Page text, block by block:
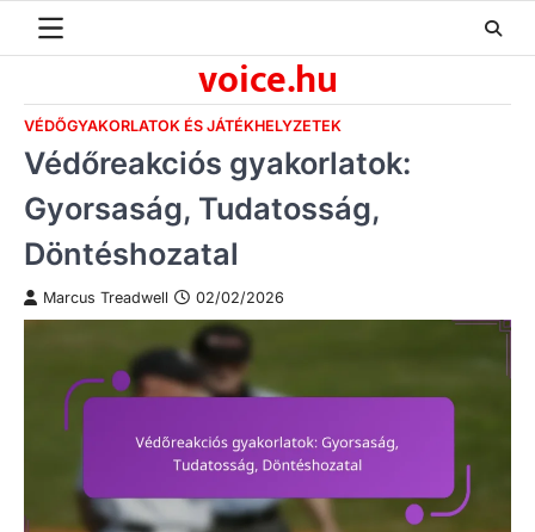
voice.hu
VÉDŐGYAKORLATOK ÉS JÁTÉKHELYZETEK
Védőreakciós gyakorlatok:
Gyorsaság, Tudatosság,
Döntéshozatal
Marcus Treadwell 02/02/2026